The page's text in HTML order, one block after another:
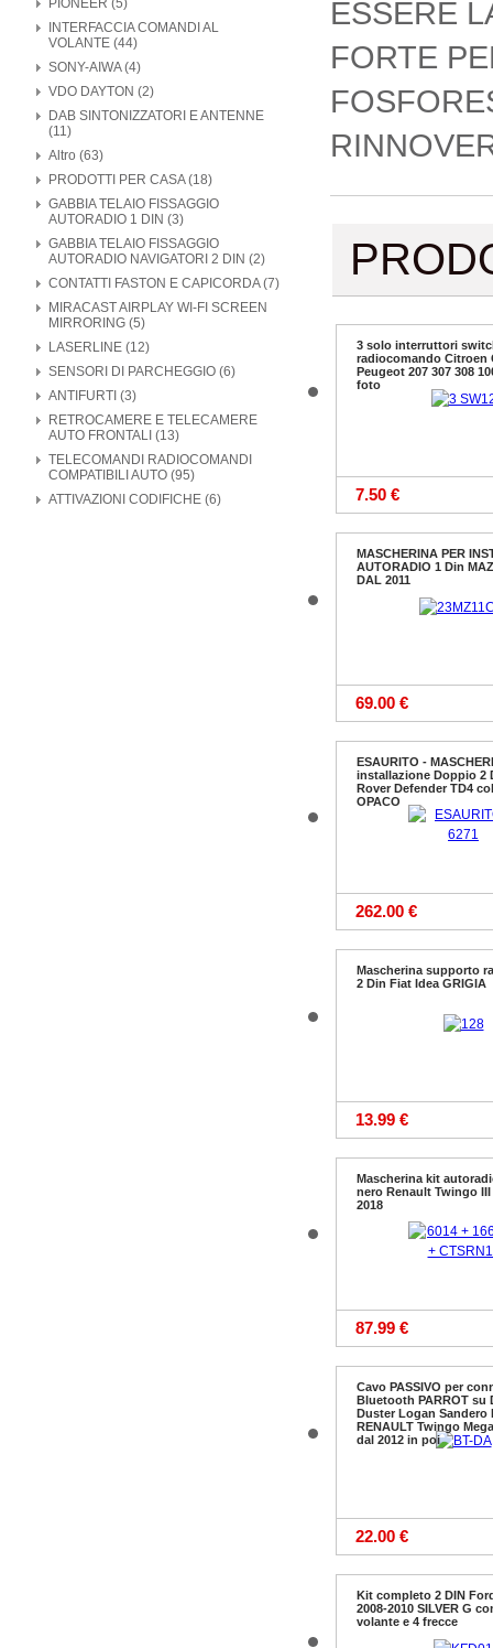
PIONEER (5)
INTERFACCIA COMANDI AL
VOLANTE (44)
SONY-AIWA (4)
VDO DAYTON (2)
DAB SINTONIZZATORI E ANTENNE
(11)
Altro (63)
PRODOTTI PER CASA (18)
GABBIA TELAIO FISSAGGIO
AUTORADIO 1 DIN (3)
GABBIA TELAIO FISSAGGIO
AUTORADIO NAVIGATORI 2 DIN (2)
CONTATTI FASTON E CAPICORDA (7)
MIRACAST AIRPLAY WI-FI SCREEN
MIRRORING (5)
LASERLINE (12)
SENSORI DI PARCHEGGIO (6)
ANTIFURTI (3)
RETROCAMERE E TELECAMERE
AUTO FRONTALI (13)
TELECOMANDI RADIOCOMANDI
COMPATIBILI AUTO (95)
ATTIVAZIONI CODIFICHE (6)
ESSERE
FORTE
3 solo interruttori
radiocomando Citroen
Peugeot 207 307 308
foto
7.50 €
MASCHERINA PER
AUTORADIO 1 Din
DAL 2011
69.00 €
ESAURITO -
installazione Doppio 2
Rover Defender TD4
OPACO
262.00 €
Mascherina supporto
2 Din Fiat Idea GRIGIA
13.99 €
Mascherina kit
nero Renault Twingo III
2018
87.99 €
Cavo PASSIVO per
Bluetooth PARROT su
Duster Logan Sandero
RENAULT Twingo
dal 2012 in poi
22.00 €
Kit completo 2 DIN
2008-2010 SILVER G
volante e 4 frecce